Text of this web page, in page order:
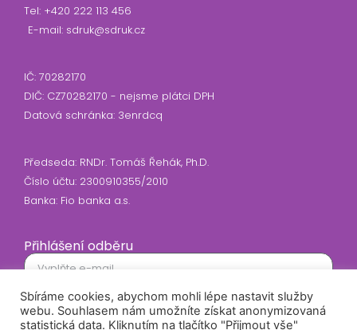
Tel: +420 222 113 456
E-mail: sdruk@sdruk.cz
IČ: 70282170
DIČ: CZ70282170 - nejsme plátci DPH
Datová schránka: 3enrdcq
Předseda: RNDr. Tomáš Řehák, Ph.D.
Číslo účtu: 2300910355/2010
Banka: Fio banka a.s.
Přihlášení odběru
Souhlasím se zasíláním newsletteru
Sbíráme cookies, abychom mohli lépe nastavit služby
webu. Souhlasem nám umožníte získat anonymizovaná
statistická data. Kliknutím na tlačítko "Přijmout vše"